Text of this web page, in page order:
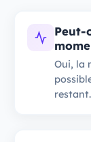
Peut-
Oui, la
restant.